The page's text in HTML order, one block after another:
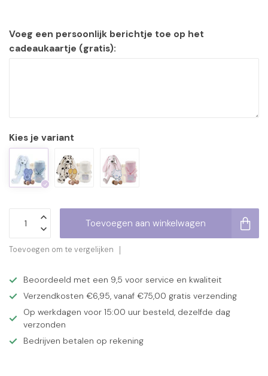
Voeg een persoonlijk berichtje toe op het
cadeaukaartje (gratis):
Kies je variant
Toevoegen aan winkelwagen
Toevoegen om te vergelijken
Beoordeeld met een 9,5 voor service en kwaliteit
Verzendkosten €6,95, vanaf €75,00 gratis verzending
Op werkdagen voor 15:00 uur besteld, dezelfde dag
verzonden
Bedrijven betalen op rekening